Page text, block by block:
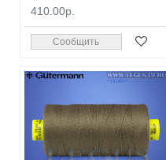
410.00р.
Сообщить